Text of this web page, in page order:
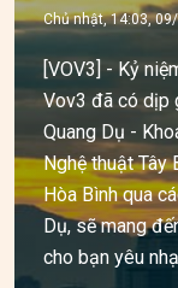
Chủ nhật, 14:03,
[VOV3] - Kỷ
Vov3 đã có dịp
Quang Dụ -
Nghệ thuật Tây
Hòa Bình qua
Dụ, sẽ mang
cho bạn yêu